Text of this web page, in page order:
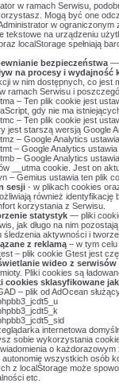
w ramach Serwisu,
Mogą być one
w
tekstowe na urządzeniu
localStorage spełniają
bezpieczeństwa —
na procesy i wydajność
w nim dostępnych, co jest
ramach Serwisu i
– Ten plik cookie jest
gdy nie ma
– Ten plik cookie jest
jest starszą wersją Google
– Google Analytics
– Google Analytics
– Google Analytics
__utma cookie. Jest on
– Gemius ustawia ten plik
sesji - w plikach cookies
również identyfikację
korzystania z Serwisu.
statystyk — pliki
jak długo na nim
śledzenia aktywności i
z reklamą – w tym
– plik cookie Gtest jest
wideo z serwisów
Pliki cookies są
cookies sklasyfikowane
– plik od AdOcean
internetowa
sobie wykorzystania
o
autonomię wszystkich osób
z localStorage może
etc.